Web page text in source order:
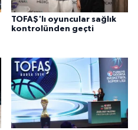
TOFAŞ'lı oyuncular sağlık
kontrolünden geçti